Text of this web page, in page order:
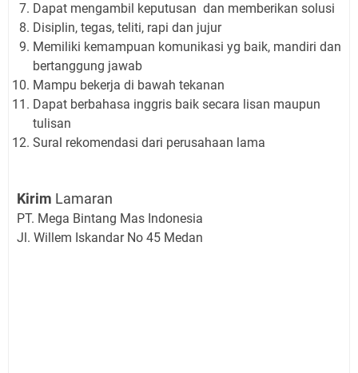
Dapat mengambil keputusan dan memberikan solusi
Disiplin, tegas, teliti, rapi dan jujur
Memiliki kemampuan komunikasi yg baik, mandiri dan
bertanggung jawab
Mampu bekerja di bawah tekanan
Dapat berbahasa inggris baik secara lisan maupun
tulisan
Sural rekomendasi dari perusahaan lama
Kirim Lamaran
PT. Mega Bintang Mas Indonesia
Jl. Willem Iskandar No 45 Medan